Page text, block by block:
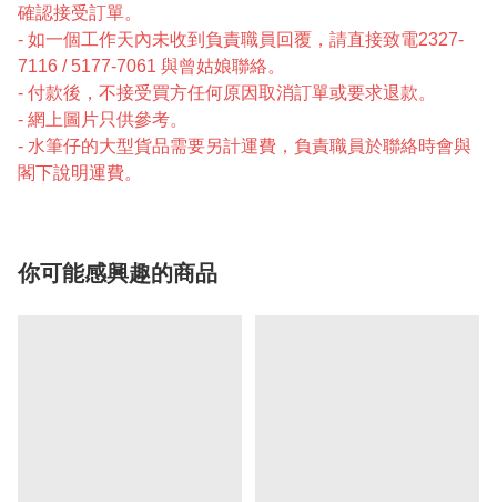
確認接受訂單。
- 如一個工作天內未收到負責職員回覆，請直接致電2327-
7116 / 5177-7061 與曾姑娘聯絡。
- 付款後，不接受買方任何原因取消訂單或要求退款。
- 網上圖片只供參考。
- 水筆仔的大型貨品需要另計運費，負責職員於聯絡時會與
閣下說明運費。
你可能感興趣的商品